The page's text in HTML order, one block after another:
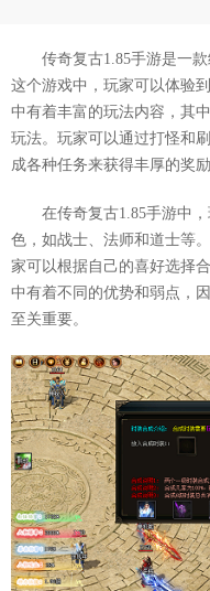
传奇复古1.85手游是一
这个游戏中，玩家可以体验
中有着丰富的玩法内容，其
玩法。玩家可以通过打怪和
成各种任务来获得丰厚的奖励
在传奇复古1.85手游中
色，如战士、法师和道士等
家可以根据自己的喜好选择
中有着不同的优势和弱点，
至关重要。